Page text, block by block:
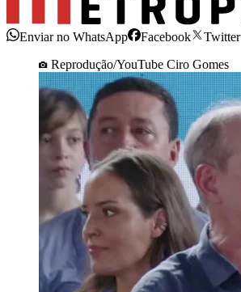
Enviar no WhatsApp Facebook
Twitter
Reprodução/YouTube Ciro Gomes